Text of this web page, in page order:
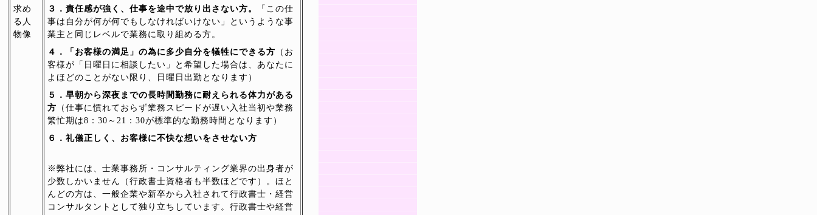
求め
る人
物像
３．責任感が強く、仕事を途中で放り出さない方。
「この仕
事は自分が何が何でもしなければいけない」というような事
業主と同じレベルで業務に取り組める方。
４．「お客様の満足」の為に多少自分を犠牲にできる方 （お
客様が「日曜日に相談したい」と希望した場合は、あなたに
よほどのことがない限り、日曜日出勤となります）
５．早朝から深夜までの長時間勤務に耐えられる体力がある
方 （仕事に慣れておらず業務スピードが遅い入社当初や業務
繁忙期は8：30～21：30が標準的な勤務時間となります）
６．礼儀正しく、お客様に不快な想いをさせない方
※弊社には、士業事務所・コンサルティング業界の出身者が
少数しかいません（行政書士資格者も半数ほどです）。ほと
んどの方は、一般企業や新卒から入社されて行政書士・経営
コンサルタントとして独り立ちしています。行政書士や経営